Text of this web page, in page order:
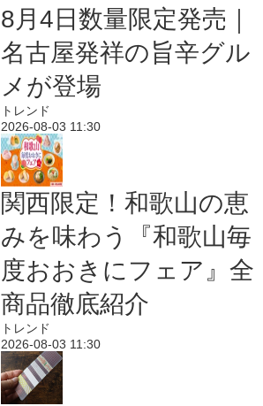
8月4日数量限定発売｜
名古屋発祥の旨辛グル
メが登場
トレンド
2026-08-03 11:30
関西限定！和歌山の恵
みを味わう『和歌山毎
度おおきにフェア』全
商品徹底紹介
トレンド
2026-08-03 11:30